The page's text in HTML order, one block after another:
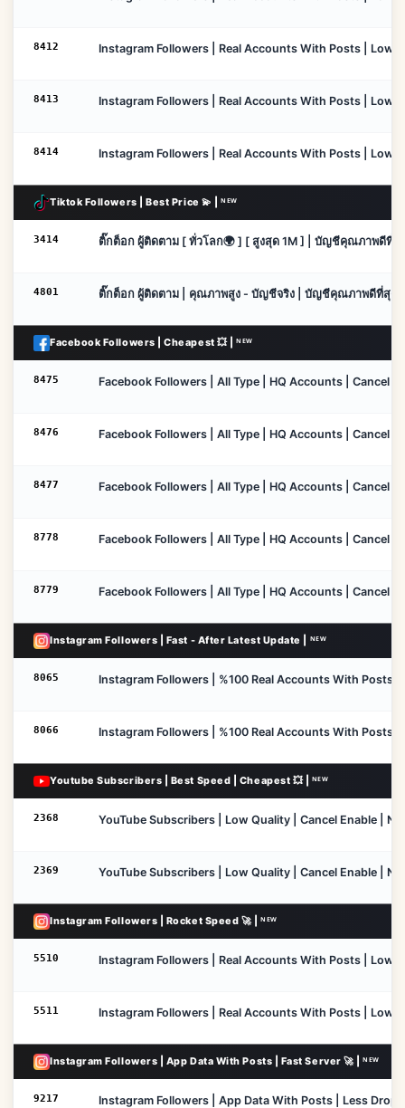
8412 Instagram Followers | Real Accounts With Posts | Low
8413 Instagram Followers | Real Accounts With Posts | Low
8414 Instagram Followers | Real Accounts With Posts | Low
Tiktok Followers | Best Price 💫 | ᴺᴱᵂ
3414 ติ๊กต็อก ผู้ติดตาม [ ทั่วโลก🌍 ] [ สูงสุด 1M ] | บัญชีคุณภาพดีที่สุ
4801 ติ๊กต็อก ผู้ติดตาม | คุณภาพสูง - บัญชีจริง | บัญชีคุณภาพดีที่สุด |
Facebook Followers | Cheapest 💥 | ᴺᴱᵂ
8475 Facebook Followers | All Type | HQ Accounts | Cancel
8476 Facebook Followers | All Type | HQ Accounts | Cancel
8477 Facebook Followers | All Type | HQ Accounts | Cancel
8778 Facebook Followers | All Type | HQ Accounts | Cancel
8779 Facebook Followers | All Type | HQ Accounts | Cancel
Instagram Followers | Fast - After Latest Update | ᴺᴱᵂ
8065 Instagram Followers | %100 Real Accounts With Posts
8066 Instagram Followers | %100 Real Accounts With Posts
Youtube Subscribers | Best Speed | Cheapest 💥 | ᴺᴱᵂ
2368 YouTube Subscribers | Low Quality | Cancel Enable |
2369 YouTube Subscribers | Low Quality | Cancel Enable |
Instagram Followers | Rocket Speed 🚀 | ᴺᴱᵂ
5510 Instagram Followers | Real Accounts With Posts | Low
5511 Instagram Followers | Real Accounts With Posts | Low
Instagram Followers | App Data With Posts | Fast Server 🚀 | ᴺᴱᵂ
9217 Instagram Followers | App Data With Posts | Less